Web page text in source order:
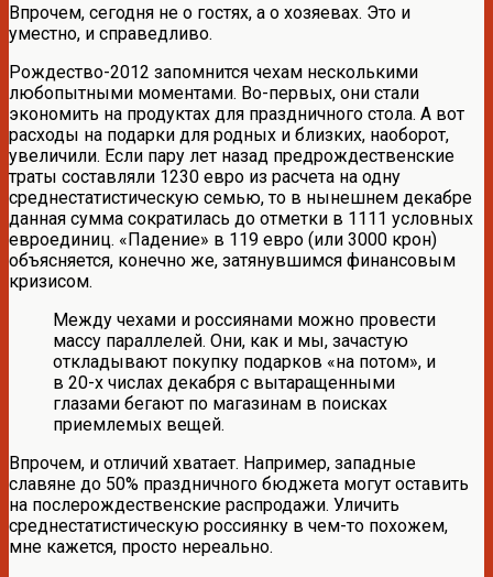
Впрочем, сегодня не о гостях, а о хозяевах. Это и
уместно, и справедливо.
Рождество-2012 запомнится чехам несколькими
любопытными моментами. Во-первых, они стали
экономить на продуктах для праздничного стола. А вот
расходы на подарки для родных и близких, наоборот,
увеличили. Если пару лет назад предрождественские
траты составляли 1230 евро из расчета на одну
среднестатистическую семью, то в нынешнем декабре
данная сумма сократилась до отметки в 1111 условных
евроединиц. «Падение» в 119 евро (или 3000 крон)
объясняется, конечно же, затянувшимся финансовым
кризисом.
Между чехами и россиянами можно провести
массу параллелей. Они, как и мы, зачастую
откладывают покупку подарков «на потом», и
в 20-х числах декабря с вытаращенными
глазами бегают по магазинам в поисках
приемлемых вещей.
Впрочем, и отличий хватает. Например, западные
славяне до 50% праздничного бюджета могут оставить
на послерождественские распродажи. Уличить
среднестатистическую россиянку в чем-то похожем,
мне кажется, просто нереально.